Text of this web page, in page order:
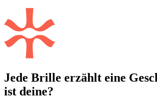
Jede Brille erzählt eine
ist deine?